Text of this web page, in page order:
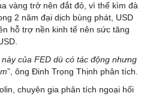
vàng trở nên đắt đỏ, vì thế kìm đà
2 năm đại dịch bùng phát, USD
hỗ trợ nền kinh tế nên sức tăng
của FED dù có tác động nhưng
”, ông Đinh Trọng Thịnh phân tích.
chuyên gia phân tích ngoại hối